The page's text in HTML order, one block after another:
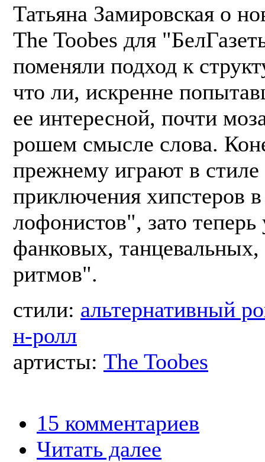
Татьяна Замировская о
The Toobes для
по­меня­ли под­ход к
что ли, иск­рен­не
ее ин­те­рес­ной, поч­ти
рошем смыс­ле сло­ва.
преж­не­му иг­ра­ют в
прик­лю­чения хипс­те­ров
лофо­нистов", за­то
фан­ко­вых,
рит­мов".
стили: альтернативный
н-ролл
артисты: The Toobes
15 комментариев
Читать далее